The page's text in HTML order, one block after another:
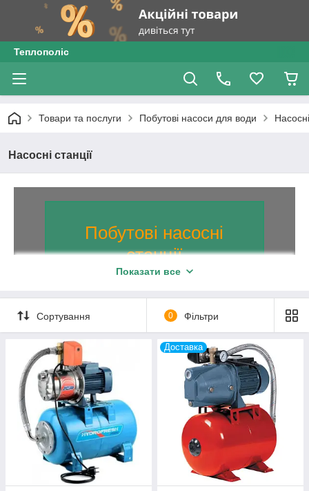
Теплополіс
Товари та послуги Побутові насоси для води
Насосні станції
Побутові насосні
станції
Відмінна альтернатива централізованої
системи водопостачання. Незамінне
обладнання для транспортування води з
природних водойм, артезіанських
свердловин. Надійні, прості в застосуванні
агрегати виробництва компаній SPERONI,
Дивитися асортимент
Показати все
Сортування 0 Фільтри
Доставка